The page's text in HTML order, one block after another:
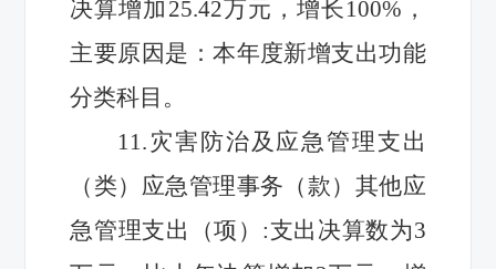
决算增加 25.42万元，增长 100%，
主要原因是：本年度新增支出功能
分类科目 。
11.灾害防治及应急管理支出
（类）应急管理事务（款）其他应
急管理支出（项） :支出决算数为3